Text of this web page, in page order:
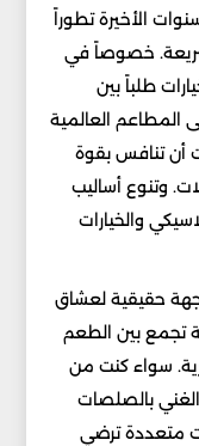
الأخيرة تطوراً
خصوصاً في
طلباً بين
المطاعم العالمية
أن تنافس بقوة
وتنوع أساليب
والخيارات
حقيقية لعشاق
تجمع بين الطعم
سواء كنت من
الغني بالصلصات
متعددة ترضي